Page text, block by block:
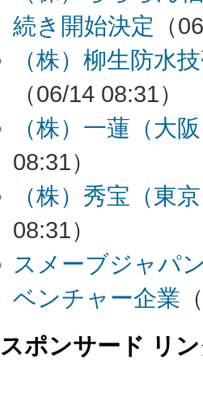
続き開始決定 （
（株）柳生防水
（06/14 08:31）
（株）一蓮（大
08:31）
（株）秀宝（東
08:31）
スメーブジャパ
ベンチャー企業
スポンサード リ